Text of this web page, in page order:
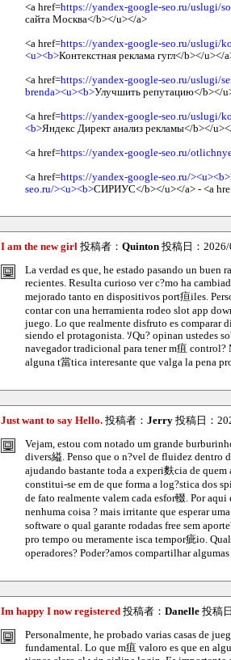
<a href=https://yandex-google-seo.ru/uslugi/
сайта Москва</b></u></a>
<a href=https://yandex-google-seo.ru/uslugi/
<u><b>Контекстная реклама гугл</b></u></
<a href=https://yandex-google-seo.ru/uslugi/
brenda><u><b>Улучшить репутацию</b></
<a href=https://yandex-google-seo.ru/uslugi/
<b>Яндекс Директ анализ рекламы</b></
<a href=https://yandex-google-seo.ru/
<a href=https://yandex-google-seo.ru/><u><b>
seo.ru/><u><b>СИРИУС</b></u></a> - <a
I am the new girl 投稿者： Quinton 投稿日：2026/
La verdad es que, he estado pasando un buen
recientes. Resulta curioso ver c?mo ha
mejorado tanto en dispositivos port疸iles.
contar con una herramienta rodeo slot app
juego. Lo que realmente disfruto es comparar
siendo el protagonista. ｿQu? opinan ustedes
navegador tradicional para tener m疽 control?
alguna t當tica interesante que valga la pena
Just want to say Hello. 投稿者： Jerry 投稿日：
Vejam, estou com notado um grande
divers縊. Penso que o n?vel de fluidez dentro
ajudando bastante toda a experi麩cia de
constitui-se em de que forma a log?stica dos
de fato realmente valem cada esfor輟. Por aqui
nenhuma coisa ? mais irritante que esperar
software o qual garante rodadas free sem
pro tempo ou meramente isca tempor疵io.
operadores? Poder?amos compartilhar
Im happy I now registered 投稿者： Danelle 投稿
Personalmente, he probado varias casas de
fundamental. Lo que m疽 valoro es que en